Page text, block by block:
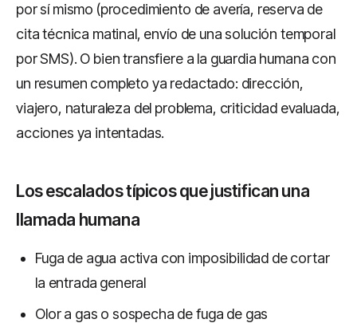
por sí mismo (procedimiento de avería, reserva de
cita técnica matinal, envío de una solución temporal
por SMS). O bien transfiere a la guardia humana con
un resumen completo ya redactado: dirección,
viajero, naturaleza del problema, criticidad evaluada,
acciones ya intentadas.
Los escalados típicos que justifican una
llamada humana
Fuga de agua activa con imposibilidad de cortar
la entrada general
Olor a gas o sospecha de fuga de gas